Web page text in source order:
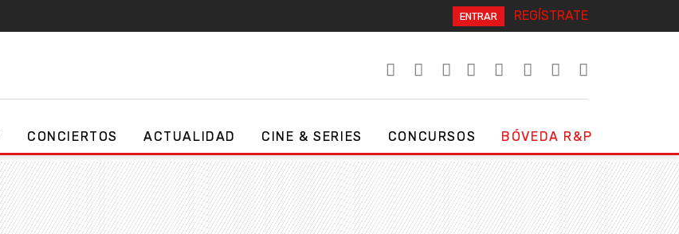
ENTRAR REGÍSTRATE
CONCIERTOS ACTUALIDAD CINE & SERIES CONCURSOS BÓVEDA R&P